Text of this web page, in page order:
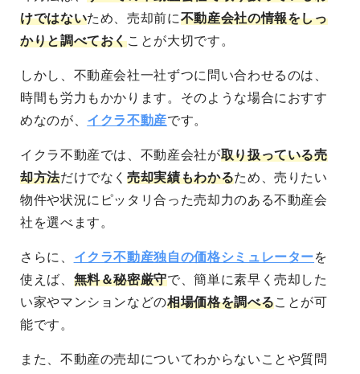
けではないため、売却前に不動産会社の情報をしっ
かりと調べておくことが大切です。
しかし、 不動産会社一社ずつに問い合わせるのは、
時間も労力もかかります 。そのような場合におすす
めなのが、 イクラ不動産です。
イクラ不動産では、 不動産会社が取り扱っている売
却方法だけでなく売却実績もわかるため、売りたい
物件や状況にピッタリ合った売却力のある不動産会
社を選べます 。
さらに、 イクラ不動産独自の価格シミュレーターを
使えば、 無料＆秘密厳守で、簡単に素早く売却した
い家やマンションなどの相場価格を調べることが可
能です。
また、不動産の売却についてわからないことや質問